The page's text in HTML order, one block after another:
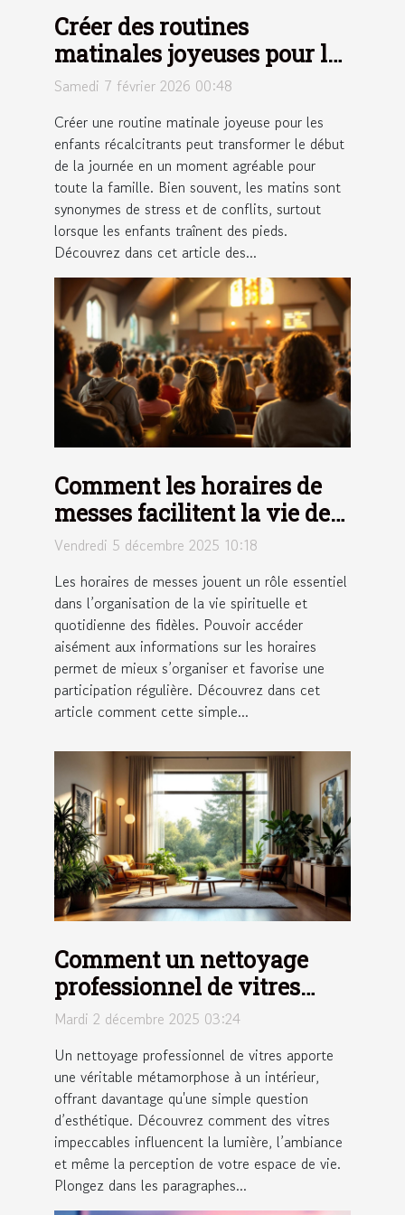
Créer des routines
matinales joyeuses pour les
enfants récalcitrants
Samedi 7 février 2026 00:48
Créer une routine matinale joyeuse pour les
enfants récalcitrants peut transformer le début
de la journée en un moment agréable pour
toute la famille. Bien souvent, les matins sont
synonymes de stress et de conflits, surtout
lorsque les enfants traînent des pieds.
Découvrez dans cet article des...
Comment les horaires de
messes facilitent la vie des
fidèles ?
Vendredi 5 décembre 2025 10:18
Les horaires de messes jouent un rôle essentiel
dans l’organisation de la vie spirituelle et
quotidienne des fidèles. Pouvoir accéder
aisément aux informations sur les horaires
permet de mieux s’organiser et favorise une
participation régulière. Découvrez dans cet
article comment cette simple...
Comment un nettoyage
professionnel de vitres
peut transformer votre
Mardi 2 décembre 2025 03:24
Un nettoyage professionnel de vitres apporte
une véritable métamorphose à un intérieur,
offrant davantage qu'une simple question
d’esthétique. Découvrez comment des vitres
impeccables influencent la lumière, l’ambiance
et même la perception de votre espace de vie.
Plongez dans les paragraphes...